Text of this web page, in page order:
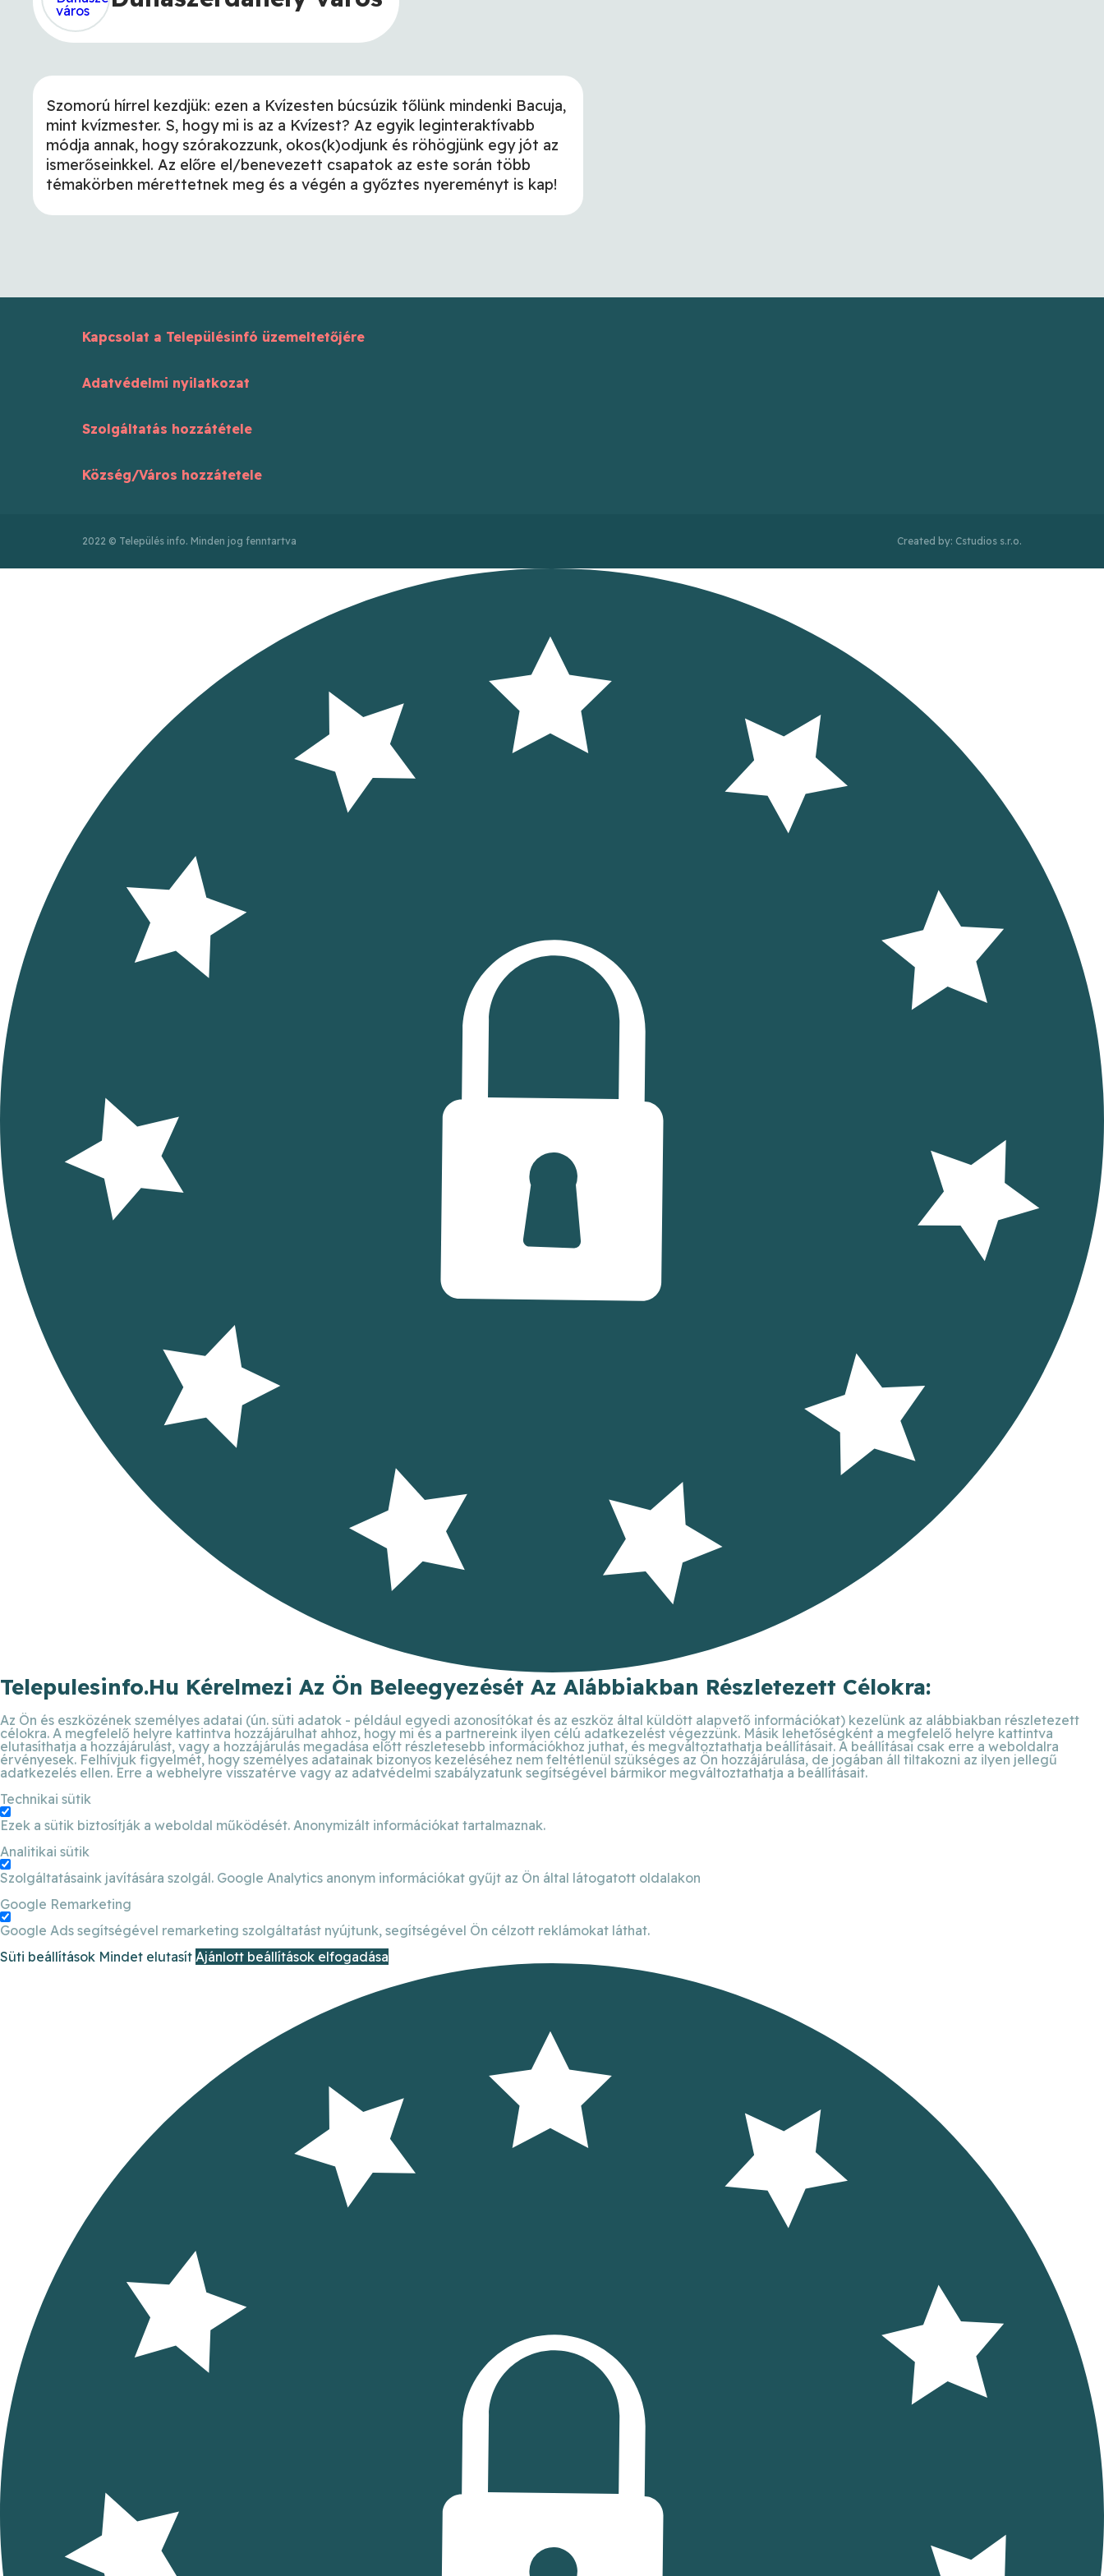
Szomorú hírrel kezdjük: ezen a Kvízesten búcsúzik tőlünk mindenki Bacuja,
mint kvízmester. S, hogy mi is az a Kvízest? Az egyik leginteraktívabb
módja annak, hogy szórakozzunk, okos(k)odjunk és röhögjünk egy jót az
ismerőseinkkel. Az előre el/benevezett csapatok az este során több
témakörben mérettetnek meg és a végén a győztes nyereményt is kap!
Kapcsolat a Településinfó üzemeltetőjére
Adatvédelmi nyilatkozat
Szolgáltatás hozzátétele
Község/Város hozzátetele
2022 © Település info. Minden jog fenntartva Created by: Cstudios s.r.o.
Telepulesinfo.hu Kérelmezi Az Ön Beleegyezését Az Alábbiakban Részletezett Célokra:
Az Ön és eszközének személyes adatai (ún. süti adatok - például egyedi azonosítókat és az eszköz által küldött alapvető információkat) kezelünk az alábbiakban részletezett
célokra. A megfelelő helyre kattintva hozzájárulhat ahhoz, hogy mi és a partnereink ilyen célú adatkezelést végezzünk. Másik lehetőségként a megfelelő helyre kattintva
elutasíthatja a hozzájárulást, vagy a hozzájárulás megadása előtt részletesebb információkhoz juthat, és megváltoztathatja beállításait. A beállításai csak erre a weboldalra
érvényesek. Felhívjuk figyelmét, hogy személyes adatainak bizonyos kezeléséhez nem feltétlenül szükséges az Ön hozzájárulása, de jogában áll tiltakozni az ilyen jellegű
adatkezelés ellen. Erre a webhelyre visszatérve vagy az adatvédelmi szabályzatunk segítségével bármikor megváltoztathatja a beállításait.
Technikai sütik
Ezek a sütik biztosítják a weboldal működését. Anonymizált információkat tartalmaznak.
Analitikai sütik
Szolgáltatásaink javítására szolgál. Google Analytics anonym információkat gyűjt az Ön által látogatott oldalakon
Google Remarketing
Google Ads segítségével remarketing szolgáltatást nyújtunk, segítségével Ön célzott reklámokat láthat.
Süti beállítások Mindet elutasít Ajánlott beállítások elfogadása